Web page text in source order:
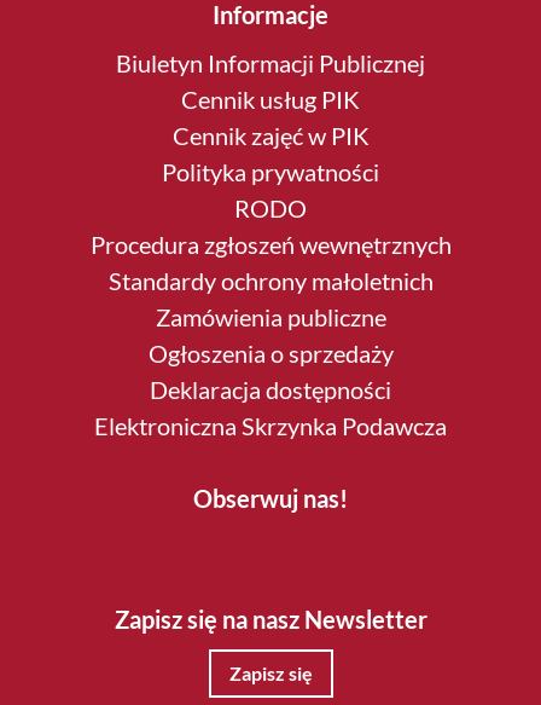
Informacje
Biuletyn Informacji Publicznej
Cennik usług PIK
Cennik zajęć w PIK
Polityka prywatności
RODO
Procedura zgłoszeń wewnętrznych
Standardy ochrony małoletnich
Zamówienia publiczne
Ogłoszenia o sprzedaży
Deklaracja dostępności
Elektroniczna Skrzynka Podawcza
Obserwuj nas!
Zapisz się na nasz Newsletter
Zapisz się